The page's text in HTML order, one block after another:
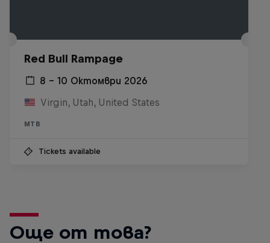
Red Bull Rampage
8 – 10 Октомври 2026
Virgin, Utah, United States
MTB
Tickets available
Още от това?